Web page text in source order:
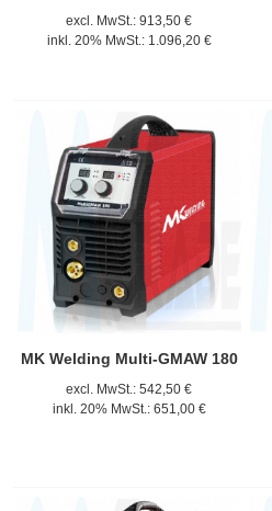
excl. MwSt.: 913,50 €
inkl. 20% MwSt.: 1.096,20 €
MK Welding Multi-GMAW 180
excl. MwSt.: 542,50 €
inkl. 20% MwSt.: 651,00 €